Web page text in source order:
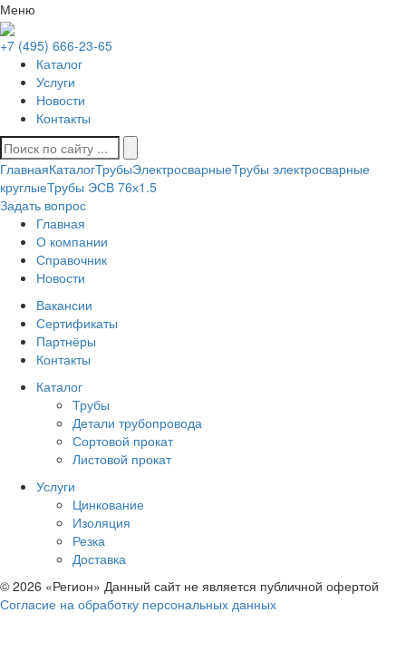
Меню
+7 (495) 666-23-65
Каталог
Услуги
Новости
Контакты
ГлавнаяКаталогТрубыЭлектросварныеТрубы электросварные
круглыеТрубы ЭСВ 76х1.5
Задать вопрос
Главная
О компании
Справочник
Новости
Вакансии
Сертификаты
Партнёры
Контакты
Каталог
Трубы
Детали трубопровода
Сортовой прокат
Листовой прокат
Услуги
Цинкование
Изоляция
Резка
Доставка
© 2026 «Регион» Данный сайт не является публичной офертой
Согласие на обработку персональных данных